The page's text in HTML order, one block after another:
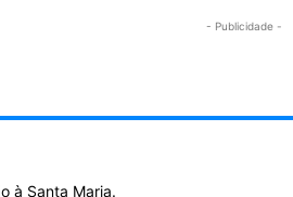
- Publicidade -
à Santa Maria.